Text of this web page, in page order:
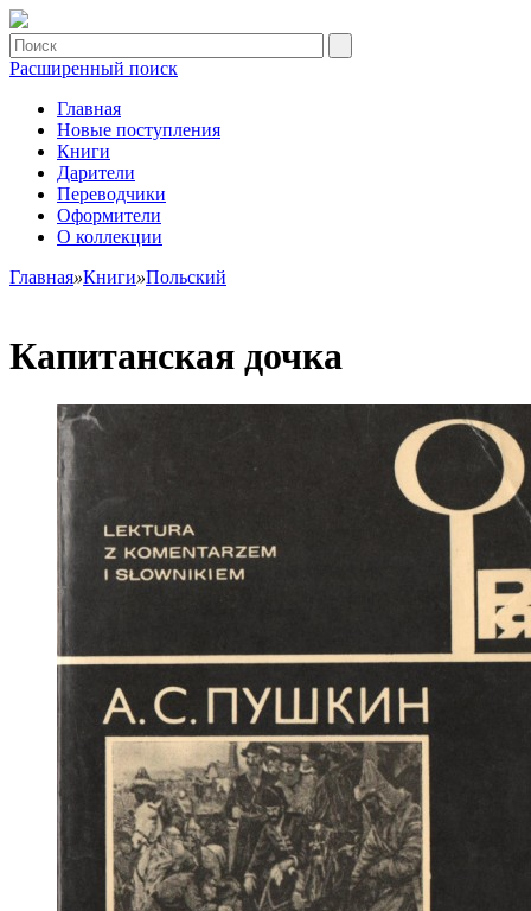
Расширенный поиск
Главная
Новые поступления
Книги
Дарители
Переводчики
Оформители
О коллекции
Главная»Книги»Польский
Капитанская дочка